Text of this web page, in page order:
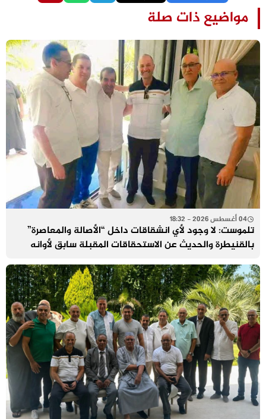
مواضيع ذات صلة
04 أغسطس 2026 - 18:32
تلموست: لا وجود لأي انشقاقات داخل “الأصالة والمعاصرة”
بالقنيطرة والحديث عن الاستحقاقات المقبلة سابق لأوانه